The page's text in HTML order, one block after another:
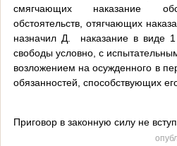
смягчающих наказание
обстоятельств, отягчающих
назначил Д. наказание в виде
свободы условно, с
возложением на осужденного в
обязанностей, способствующих
Приговор в законную силу не